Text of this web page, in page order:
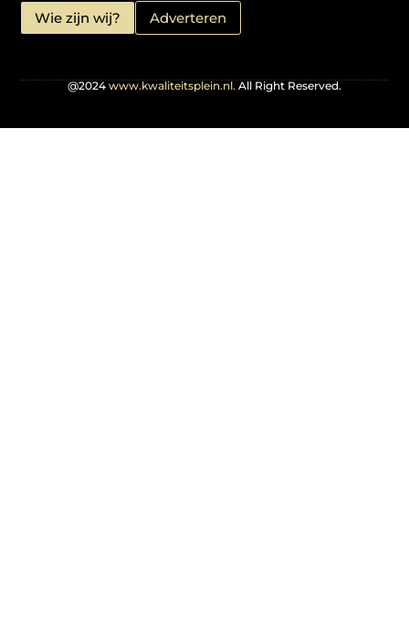
Wie zijn wij? Adverteren
@2024 www.kwaliteitsplein.nl. All Right Reserved.